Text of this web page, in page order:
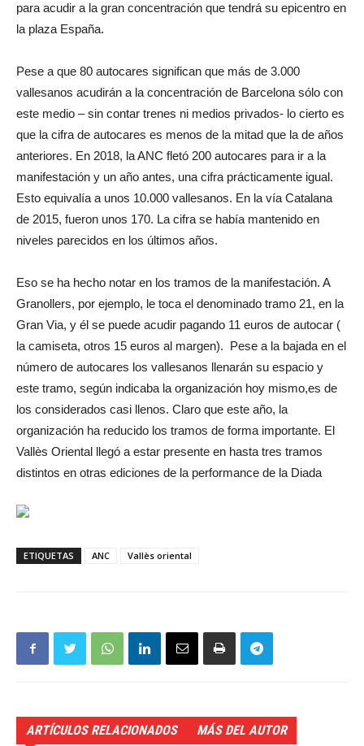
para acudir a la gran concentración que tendrá su epicentro en
la plaza España.
Pese a que 80 autocares significan que más de 3.000
vallesanos acudirán a la concentración de Barcelona sólo con
este medio – sin contar trenes ni medios privados- lo cierto es
que la cifra de autocares es menos de la mitad que la de años
anteriores. En 2018, la ANC fletó 200 autocares para ir a la
manifestación y un año antes, una cifra prácticamente igual.
Esto equivalía a unos 10.000 vallesanos. En la vía Catalana
de 2015, fueron unos 170. La cifra se había mantenido en
niveles parecidos en los últimos años.
Eso se ha hecho notar en los tramos de la manifestación. A
Granollers, por ejemplo, le toca el denominado tramo 21, en la
Gran Via, y él se puede acudir pagando 11 euros de autocar (
la camiseta, otros 15 euros al margen). Pese a la bajada en el
número de autocares los vallesanos llenarán su espacio y
este tramo, según indicaba la organización hoy mismo,es de
los considerados casi llenos. Claro que este año, la
organización ha reducido los tramos de forma importante. El
Vallès Oriental llegó a estar presente en hasta tres tramos
distintos en otras ediciones de la performance de la Diada
ETIQUETAS ANC Vallès oriental
ARTÍCULOS RELACIONADOS MÁS DEL AUTOR